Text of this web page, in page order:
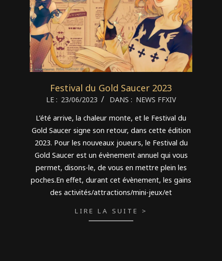
Festival du Gold Saucer 2023
2023-LE : 23/06/2023 DANS : NEWS FFXIV
L’été arrive, la chaleur monte, et le Festival du
Gold Saucer signe son retour, dans cette édition
2023. Pour les nouveaux joueurs, le Festival du
Gold Saucer est un évènement annuel qui vous
permet, disons-le, de vous en mettre plein les
poches.En effet, durant cet évènement, les gains
des activités/attractions/mini-jeux/et
LIRE LA SUITE >